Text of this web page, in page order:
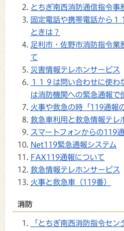
とちぎ南西消防通信指令
固定電話や携帯電話から１
ときは？
足利市・佐野市消防指令業
て
災害情報テレホンサービス
１１９は問い合わせに使わ
は消防機関への緊急通報で
火事や救急の時「119通報
救急車利用と救急情報テレ
スマートフォンからの119
Net119緊急通報システム
FAX119通報について
救急情報テレホンサービス
火事と救急車（119番）
消防
「とちぎ南西消防指令セン